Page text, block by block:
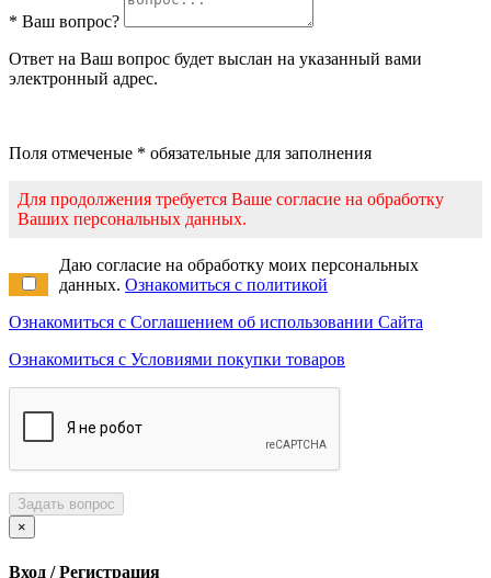
* Ваш вопрос?
Ответ на Ваш вопрос будет выслан на указанный вами
электронный адрес.
Поля отмеченые * обязательные для заполнения
Для продолжения требуется Ваше согласие на обработку
Ваших персональных данных.
Даю согласие на обработку моих персональных
данных. Ознакомиться с политикой
Ознакомиться с Соглашением об использовании Сайта
Ознакомиться с Условиями покупки товаров
Задать вопрос
×
Вход / Регистрация